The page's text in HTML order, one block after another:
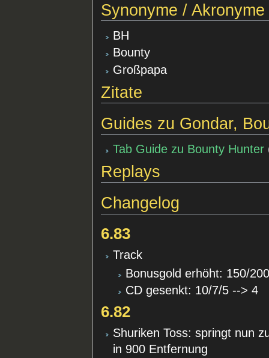
Synonyme / Akronyme
BH
Bounty
Großpapa
Zitate
Guides zu Gondar,
Tab Guide zu Bounty Hunter
Replays
Changelog
6.83
Track
Bonusgold erhöht: 150/
CD gesenkt: 10/7/5 --> 4
6.82
Shuriken Toss: springt nun
in 900 Entfernung